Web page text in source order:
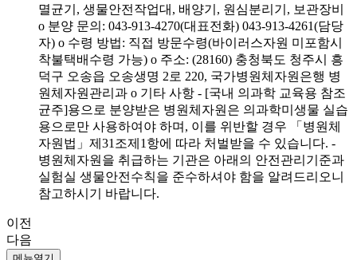
멸균기, 생물안전작업대, 배양기, 원심분리기, 보관장비
o 분양 문의: 043-913-4270(대표전화) 043-913-4261(담당
자) o 수령 방법: 직접 방문수령(바이러스자원 미포함시
착불택배수령 가능) o 주소: (28160) 충청북도 청주시 흥
덕구 오송읍 오송생명 2로 220, 국가병원체자원은행 병
원체자원관리과 o 기타 사항 - [국내 의과학 교육용 참조
균주]용으로 분양받은 병원체자원은 의과학미생물 실습
용으로만 사용하여야 하며, 이를 위반할 경우 「병원체
자원법」제31조제1항에 따라 처벌받을 수 있습니다. -
병원체자원을 취급하는 기관은 아래의 안전관리기준과
실험실 생물안전수칙을 준수하셔야 함을 알려드리오니
참고하시기 바랍니다.
이전
다음